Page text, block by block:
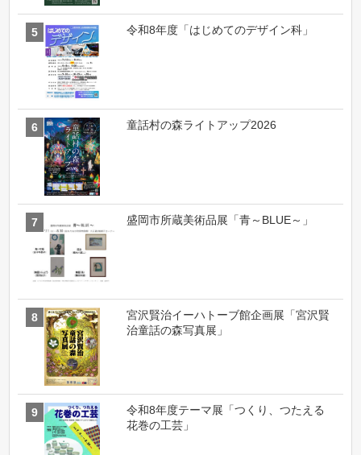
令和8年度「はじめてのデザイン科」
童話村の森ライトアップ2026
盛岡市所蔵美術品展「青～BLUE～」
宮沢賢治イーハトーブ館企画展「宮沢賢
治童話の森写真展」
令和8年度テーマ展「つくり、つたえる
花巻の工芸」